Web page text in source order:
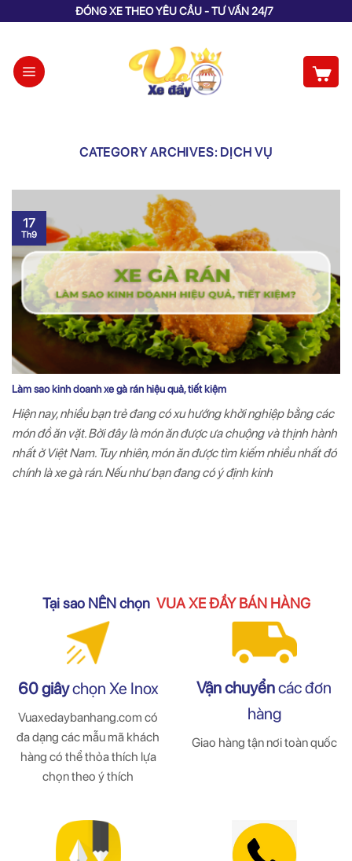
ĐÓNG XE THEO YÊU CẦU - TƯ VẤN 24/7
CATEGORY ARCHIVES: DỊCH VỤ
Làm sao kinh doanh xe gà rán hiệu quả, tiết kiệm
Hiện nay, nhiều bạn trẻ đang có xu hướng khởi nghiệp bằng các
món đồ ăn vặt. Bởi đây là món ăn được ưa chuộng và thịnh hành
nhất ở Việt Nam. Tuy nhiên, món ăn được tìm kiếm nhiều nhất đó
chính là xe gà rán. Nếu như bạn đang có ý định kinh
17
Th9
Tại sao NÊN chọn VUA XE ĐẨY BÁN HÀNG
60 giâychọn Xe Inox
Vuaxedaybanhang.com có
đa dạng các mẫu mã khách
hàng có thể thỏa thích lựa
chọn theo ý thích
Vận chuyểncác đơn
hàng
Giao hàng tận nơi toàn quốc